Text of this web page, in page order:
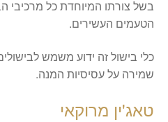
בשל צורתו המיוחדת כל מרכיבי
הטעמים העשירים.
כלי בישול זה ידוע משמש
שמירה על עסיסיות המנה.
טאג'ין מרוקאי